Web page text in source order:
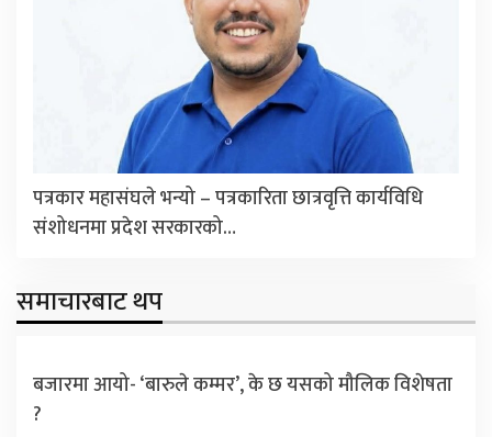
पत्रकार महासंघले भन्यो – पत्रकारिता छात्रवृत्ति कार्यविधि
संशोधनमा प्रदेश सरकारको…
समाचारबाट थप
बजारमा आयो- ‘बारुले कम्मर’, के छ यसको मौलिक विशेषता
?